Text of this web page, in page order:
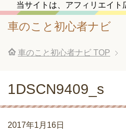
当サイトは、アフィリエイト
車のこと初心者ナビ
車のこと初心者ナビ TOP
1DSCN9409_s
2017年1月16日